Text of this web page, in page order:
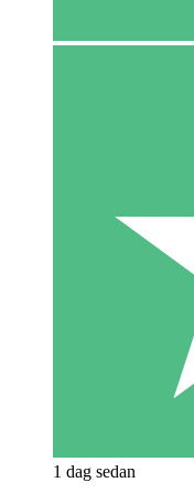
1 dag sedan